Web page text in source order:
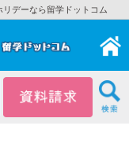
デーなら留学ドットコム